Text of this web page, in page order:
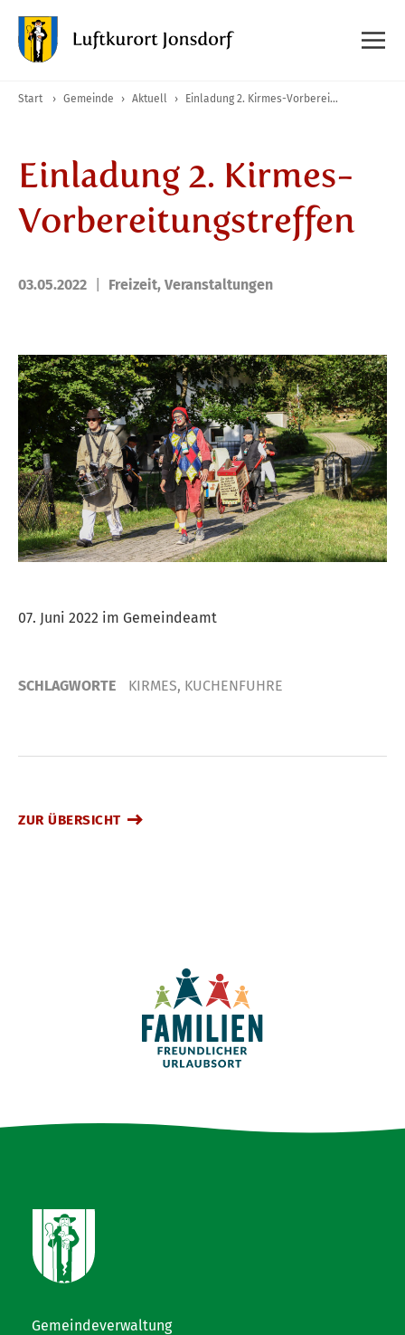
Start › Gemeinde › Aktuell › Einladung 2. Kirmes-Vorbereitungstreffen
Einladung 2. Kirmes-
Vorbereitungstreffen
03.05.2022 Freizeit, Veranstaltungen
07. Juni 2022 im Gemeindeamt
SCHLAGWORTE KIRMES, KUCHENFUHRE
ZUR ÜBERSICHT
Gemeindeverwaltung